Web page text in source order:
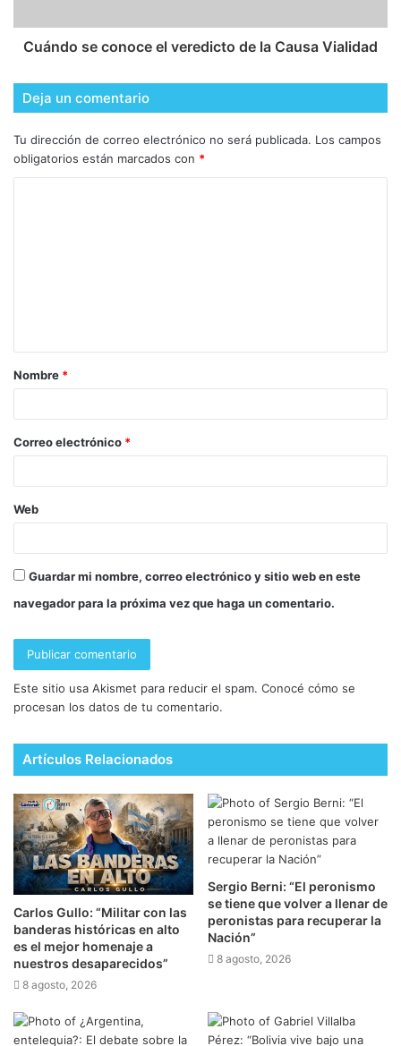
Cuándo se conoce el veredicto de la Causa Vialidad
Deja un comentario
Tu dirección de correo electrónico no será publicada. Los campos
obligatorios están marcados con *
Nombre *
Correo electrónico *
Web
Guardar mi nombre, correo electrónico y sitio web en este
navegador para la próxima vez que haga un comentario.
Este sitio usa Akismet para reducir el spam. Conocé cómo se
procesan los datos de tu comentario.
Artículos Relacionados
Carlos Gullo: “Militar con las
banderas históricas en alto
es el mejor homenaje a
nuestros desaparecidos”
8 agosto, 2026
Sergio Berni: “El peronismo
se tiene que volver a llenar de
peronistas para recuperar la
Nación”
8 agosto, 2026